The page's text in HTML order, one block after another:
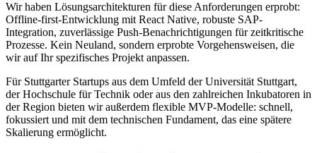
Wir haben Lösungsarchitekturen für diese Anforderungen erprobt:
Offline-first-Entwicklung mit React Native, robuste SAP-
Integration, zuverlässige Push-Benachrichtigungen für zeitkritische
Prozesse. Kein Neuland, sondern erprobte Vorgehensweisen, die
wir auf Ihr spezifisches Projekt anpassen.
Für Stuttgarter Startups aus dem Umfeld der Universität Stuttgart,
der Hochschule für Technik oder aus den zahlreichen Inkubatoren in
der Region bieten wir außerdem flexible MVP-Modelle: schnell,
fokussiert und mit dem technischen Fundament, das eine spätere
Skalierung ermöglicht.